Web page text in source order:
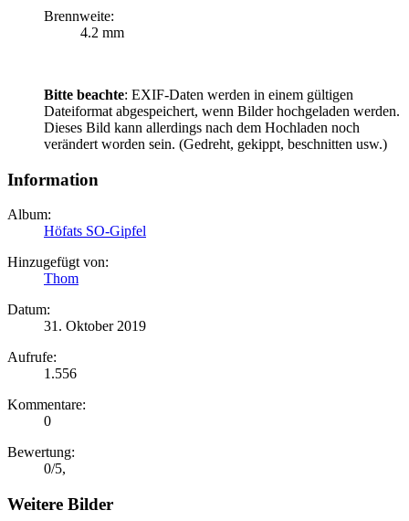
Brennweite:
4.2 mm
Bitte beachte: EXIF-Daten werden in einem gültigen
Dateiformat abgespeichert, wenn Bilder hochgeladen werden.
Dieses Bild kann allerdings nach dem Hochladen noch
verändert worden sein. (Gedreht, gekippt, beschnitten usw.)
Information
Album:
Höfats SO-Gipfel
Hinzugefügt von:
Thom
Datum:
31. Oktober 2019
Aufrufe:
1.556
Kommentare:
0
Bewertung:
0/5,
Weitere Bilder